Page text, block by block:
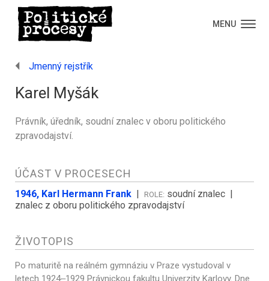
MENU
Jmenný rejstřík
Karel Myšák
Právník, úředník, soudní znalec v oboru politického
zpravodajství.
ÚČAST V PROCESECH
1946, Karl Hermann Frank | ROLE: soudní znalec |
znalec z oboru politického zpravodajství
ŽIVOTOPIS
Po maturitě na reálném gymnáziu v Praze vystudoval v
letech 1924‒1929 Právnickou fakultu Univerzity Karlovy. Dne